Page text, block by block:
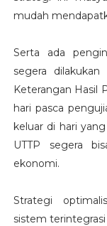
mudah
Serta ada
segera
Keterangan Hasil
hari pasca
keluar di hari
UTTP segera
ekonomi.
Strategi
sistem